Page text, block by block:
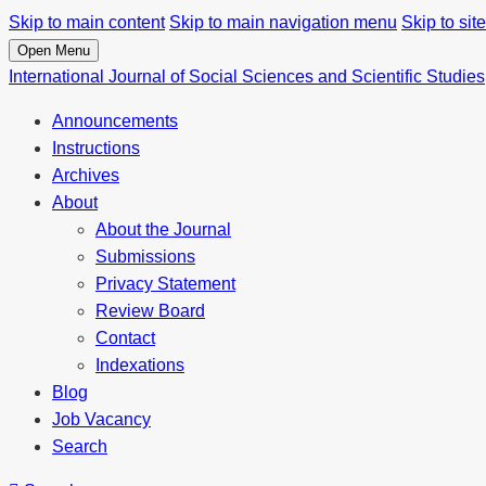
Skip to main content Skip to main navigation menu Skip to
Open Menu
International Journal of Social Sciences and Scientific Studies
Announcements
Instructions
Archives
About
About the Journal
Submissions
Privacy Statement
Review Board
Contact
Indexations
Blog
Job Vacancy
Search